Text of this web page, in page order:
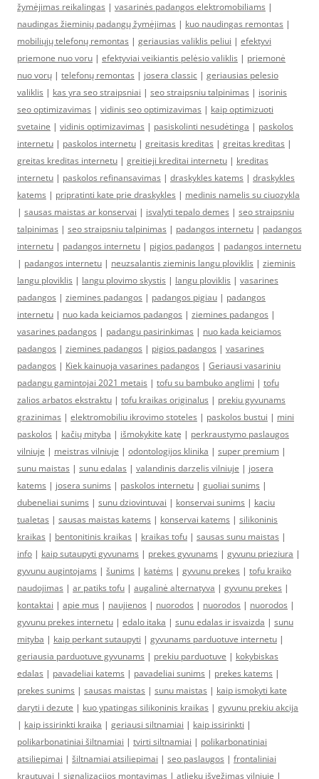
žymėjimas reikalingas | vasarinės padangos elektromobiliams |
naudingas žieminių padangų žymėjimas | kuo naudingas remontas |
mobiliųjų telefonų remontas | geriausias valiklis peliui | efektyvi
priemone nuo voru | efektyviai veikiantis pelėsio valiklis | priemonė
nuo vorų | telefonų remontas | josera classic | geriausias pelesio
valiklis | kas yra seo straipsniai | seo straipsniu talpinimas | isorinis
seo optimizavimas | vidinis seo optimizavimas | kaip optimizuoti
svetaine | vidinis optimizavimas | pasiskolinti nesudėtinga | paskolos
internetu | paskolos internetu | greitasis kreditas | greitas kreditas |
greitas kreditas internetu | greitieji kreditai internetu | kreditas
internetu | paskolos refinansavimas | draskykles katems | draskykles
katems | pripratinti kate prie draskykles | medinis namelis su ciuozykla
| sausas maistas ar konservai | isvalyti tepalo demes | seo straipsniu
talpinimas | seo straipsniu talpinimas | padangos internetu | padangos
internetu | padangos internetu | pigios padangos | padangos internetu
| padangos internetu | neuzsalantis zieminis langu ploviklis | zieminis
langu ploviklis | langu plovimo skystis | langu ploviklis | vasarines
padangos | ziemines padangos | padangos pigiau | padangos
internetu | nuo kada keiciamos padangos | ziemines padangos |
vasarines padangos | padangu pasirinkimas | nuo kada keiciamos
padangos | ziemines padangos | pigios padangos | vasarines
padangos | Kiek kainuoja vasarines padangos | Geriausi vasariniu
padangu gamintojai 2021 metais | tofu su bambuko anglimi | tofu
zalios arbatos ekstraktu | tofu kraikas originalus | prekiu gyvunams
grazinimas | elektromobiliu ikrovimo stoteles | paskolos bustui | mini
paskolos | kačių mityba | išmokykite katę | perkraustymo paslaugos
vilniuje | meistras vilniuje | odontologijos klinika | super premium |
sunu maistas | sunu edalas | valandinis darzelis vilniuje | josera
katems | josera sunims | paskolos internetu | guoliai sunims |
dubeneliai sunims | sunu dziovintuvai | konservai sunims | kaciu
tualetas | sausas maistas katems | konservai katems | silikoninis
kraikas | bentonitinis kraikas | kraikas tofu | sausas sunu maistas |
info | kaip sutaupyti gyvunams | prekes gyvunams | gyvunu prieziura |
gyvunu augintojams | šunims | katėms | gyvunu prekes | tofu kraiko
naudojimas | ar patiks tofu | augalinė alternatyva | gyvunu prekes |
kontaktai | apie mus | naujienos | nuorodos | nuorodos | nuorodos |
gyvunu prekes internetu | edalo itaka | sunu edalas ir isvaizda | sunu
mityba | kaip perkant sutaupyti | gyvunams parduotuve internetu |
geriausia parduotuve gyvunams | prekiu parduotuve | kokybiskas
edalas | pavadeliai katems | pavadeliai sunims | prekes katems |
prekes sunims | sausas maistas | sunu maistas | kaip ismokyti kate
daryti i dezute | kuo ypatingas silikoninis kraikas | gyvunu prekiu akcija
| kaip issirinkti kraika | geriausi siltnamiai | kaip issirinkti |
polikarbonatiniai šiltnamiai | tvirti siltnamiai | polikarbonatiniai
atsiliepimai | šiltnamiai atsiliepimai | seo paslaugos | frontaliniai
krautuvai | signalizacijos montavimas | atliekų išvežimas vilniuje |